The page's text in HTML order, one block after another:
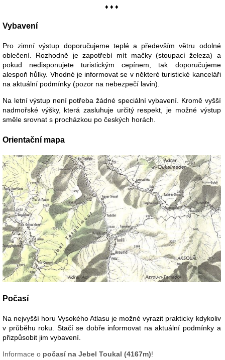
♦ ♦ ♦
Vybavení
Pro zimní výstup doporučujeme teplé a především větru odolné
oblečení. Rozhodně je zapotřebí mít mačky (stoupací železa) a
pokud nedisponujete turistickým cepínem, tak doporučujeme
alespoň hůlky. Vhodné je informovat se v některé turistické kanceláři
na aktuální podmínky (pozor na nebezpečí lavin).
Na letní výstup není potřeba žádné speciální vybavení. Kromě vyšší
nadmořské výšky, která zasluhuje určitý respekt, je možné výstup
směle srovnat s procházkou po českých horách.
Orientační mapa
Počasí
Na nejvyšší horu Vysokého Atlasu je možné vyrazit prakticky kdykoliv
v průběhu roku. Stačí se dobře informovat na aktuální podmínky a
přizpůsobit jim vybavení.
Informace o počasí na Jebel Toukal (4167m)!